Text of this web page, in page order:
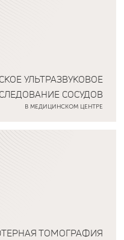
УЛЬТРАЗВУКОВОЕ
СОСУДОВ
В МЕДИЦИНСКОМ ЦЕНТРЕ
ТОМОГРАФИЯ